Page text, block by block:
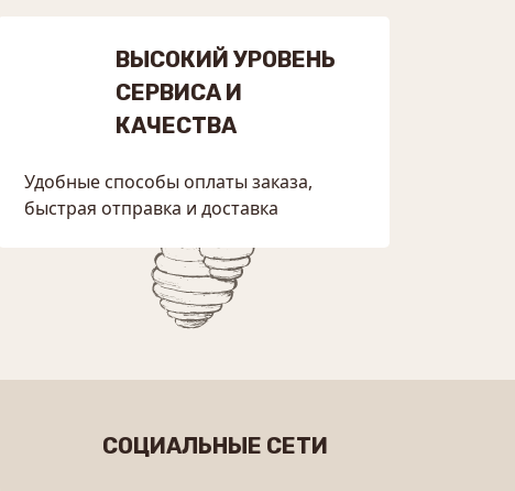
ВЫСОКИЙ УРОВЕНЬ
СЕРВИСА И
КАЧЕСТВА
Удобные способы оплаты заказа,
быстрая отправка и доставка
СОЦИАЛЬНЫЕ СЕТИ